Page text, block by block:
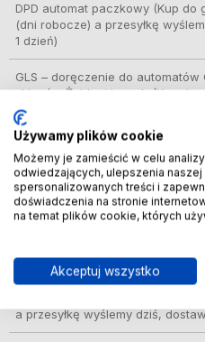
DPD automat paczkowy(Kup do
(dni robocze) a przesyłkę
1 dzień)
GLS – doręczenie do automatów
sklepów Żabka i innych(Kup do
(dni robocze) a przesyłkę
1 dzień)
DPD Pickup punkt odbioru/
(Kup do godziny 14:30 (dni
wyślemy dziś, dostawa 1 dzień)
dzień)
a przesyłkę wyślemy dziś,
Używamy plików cookie
Możemy je zamieścić w celu
odwiedzających, ulepszenia
spersonalizowanych treści i
doświadczenia na stronie
na temat plików cookie, których
Akceptuj wszystko